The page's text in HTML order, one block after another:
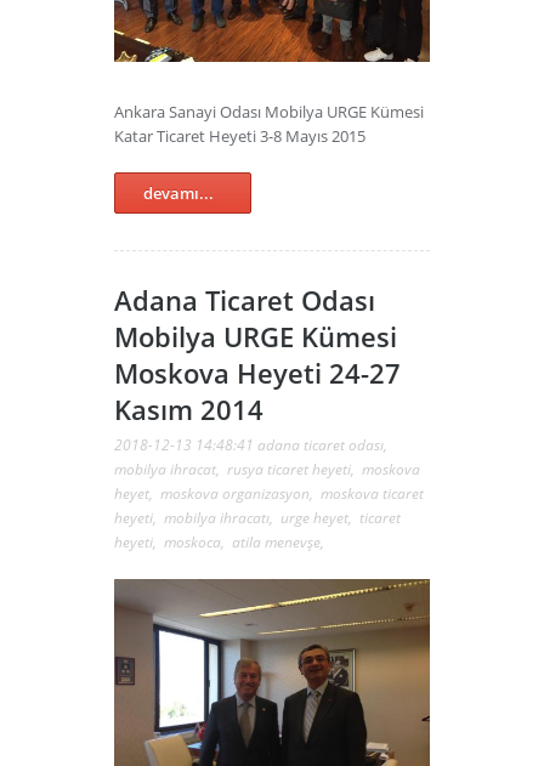
Ankara Sanayi Odası Mobilya URGE Kümesi
Katar Ticaret Heyeti 3-8 Mayıs 2015
devamı...
Adana Ticaret Odası
Mobilya URGE Kümesi
Moskova Heyeti 24-27
Kasım 2014
2018-12-13 14:48:41 adana ticaret odası,
mobilya ihracat, rusya ticaret heyeti, moskova
heyet, moskova organizasyon, moskova ticaret
heyeti, mobilya ihracatı, urge heyet, ticaret
heyeti, moskoca, atila menevşe,